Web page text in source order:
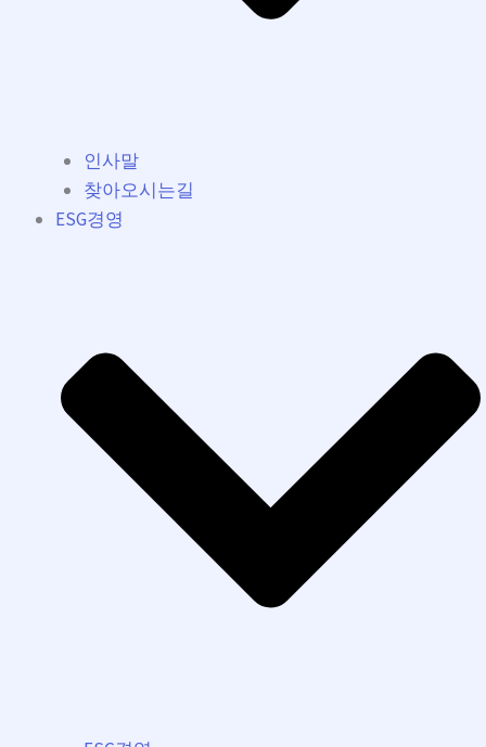
인사말
찾아오시는길
ESG경영